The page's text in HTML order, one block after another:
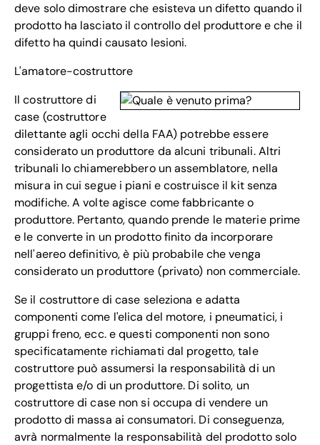
deve solo dimostrare che esisteva un difetto quando il
prodotto ha lasciato il controllo del produttore e che il
difetto ha quindi causato lesioni.
L'amatore-costruttore
Il costruttore di
case (costruttore
dilettante agli occhi della FAA) potrebbe essere
considerato un produttore da alcuni tribunali. Altri
tribunali lo chiamerebbero un assemblatore, nella
misura in cui segue i piani e costruisce il kit senza
modifiche. A volte agisce come fabbricante o
produttore. Pertanto, quando prende le materie prime
e le converte in un prodotto finito da incorporare
nell'aereo definitivo, è più probabile che venga
considerato un produttore (privato) non commerciale.
Se il costruttore di case seleziona e adatta
componenti come l'elica del motore, i pneumatici, i
gruppi freno, ecc. e questi componenti non sono
specificatamente richiamati dal progetto, tale
costruttore può assumersi la responsabilità di un
progettista e/o di un produttore. Di solito, un
costruttore di case non si occupa di vendere un
prodotto di massa ai consumatori. Di conseguenza,
avrà normalmente la responsabilità del prodotto solo